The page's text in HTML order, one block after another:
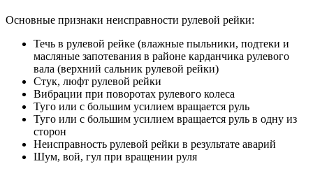
Основные признаки неисправности рулевой рейки:
Течь в рулевой рейке (влажные пыльники, подтеки и
масляные запотевания в районе карданчика рулевого
вала (верхний сальник рулевой рейки)
Стук, люфт рулевой рейки
Вибрации при поворотах рулевого колеса
Туго или с большим усилием вращается руль
Туго или с большим усилием вращается руль в одну из
сторон
Неисправность рулевой рейки в результате аварий
Шум, вой, гул при вращении руля